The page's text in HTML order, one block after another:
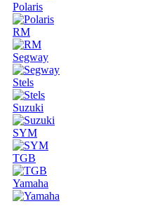
Polaris
RM
Segway
Stels
Suzuki
SYM
TGB
Yamaha